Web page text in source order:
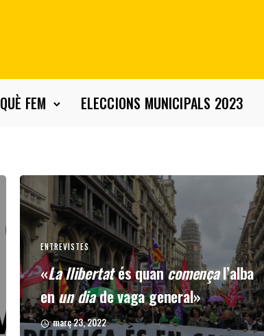
QUÈ FEM ELECCIONS MUNICIPALS 2023
ENTREVISTES
«La llibertatés quancomençal’alba
enun diade vaga general»
març 23, 2022